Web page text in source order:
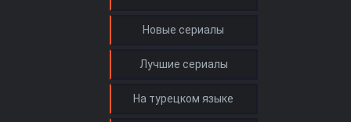
Новые сериалы
Лучшие сериалы
На турецком языке